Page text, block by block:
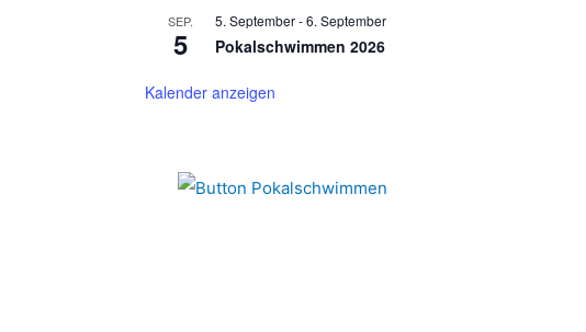
SEP.
5
5. September-6. September
Pokalschwimmen 2026
Kalender anzeigen